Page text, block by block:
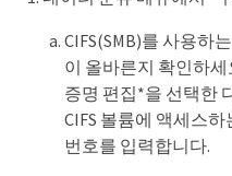
CIFS(SMB)를 사용하
이 올바른지 확인하세
증명 편집*을 선택한
CIFS 볼륨에 액세스
번호를 입력합니다.